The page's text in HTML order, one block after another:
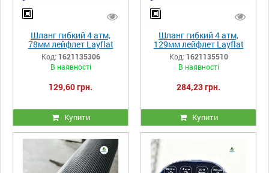
Шланг гибкий 4 атм,
78мм лейфлет Layflat
Heliflex Monoflat
Код: 1621135306
В наявності
129,60 грн.
Купити
Шланг гибкий 4 атм,
129мм лейфлет Layflat
Heliflex Monoflat
Код: 1621135510
В наявності
284,23 грн.
Купити